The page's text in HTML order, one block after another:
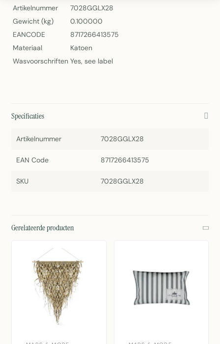
Artikelnummer
7028GGLX28
Gewicht (kg)
0.100000
EANCODE
8717266413575
Materiaal
Katoen
Wasvoorschriften Yes, see label
Specificaties
Artikelnummer 7028GGLX28
EAN Code 8717266413575
SKU 7028GGLX28
Gerelateerde producten